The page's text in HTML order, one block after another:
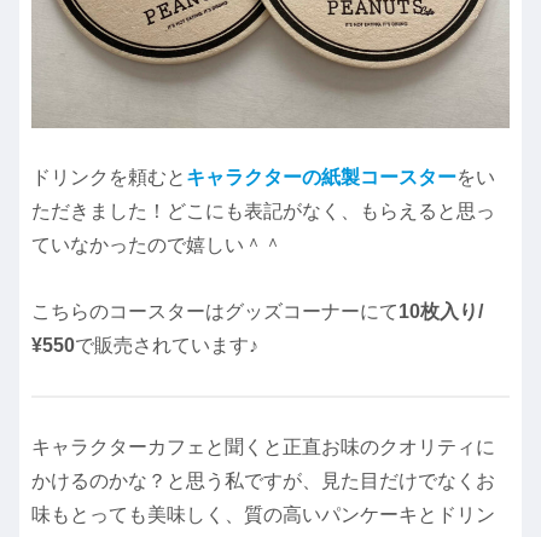
ドリンクを頼むと キャラクターの紙製コースターをい
ただきました！どこにも表記がなく、もらえると思っ
ていなかったので嬉しい＾＾
こちらのコースターはグッズコーナーにて10枚入り/
¥550で販売されています♪
キャラクターカフェと聞くと正直お味のクオリティに
かけるのかな？と思う私ですが、見た目だけでなくお
味もとっても美味しく、質の高いパンケーキとドリン